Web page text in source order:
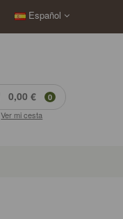
Español
0,00 € 0
Ver mi cesta